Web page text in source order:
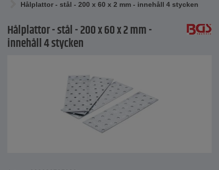
Hålplattor - stål - 200 x 60 x 2 mm - innehåll 4 stycken
Hålplattor - stål - 200 x 60 x 2 mm -
innehåll 4 stycken